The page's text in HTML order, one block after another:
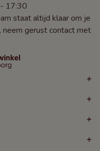
17:30
staat altijd klaar om je
gerust contact met
+
+
+
+